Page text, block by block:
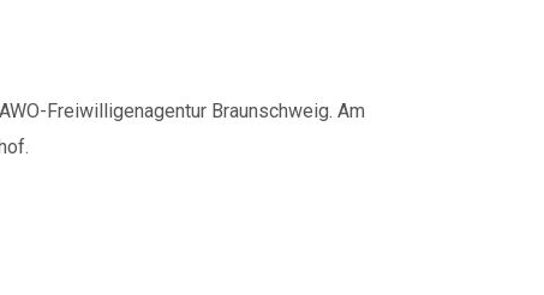
Freiwilligenagentur Braunschweig. Am